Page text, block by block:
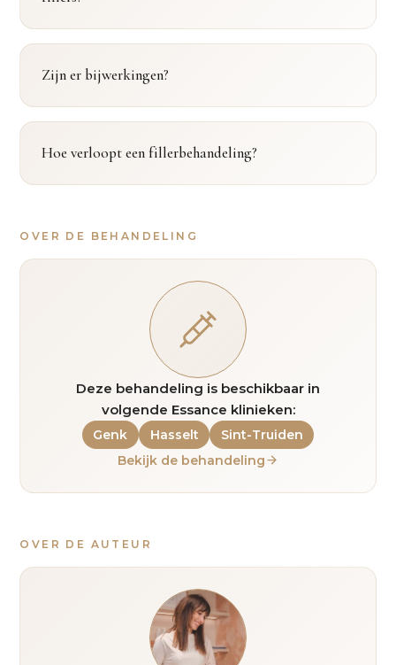
Zijn er bijwerkingen?
Hoe verloopt een fillerbehandeling?
OVER DE BEHANDELING
Deze behandeling is beschikbaar in
volgende Essance klinieken:
Genk Hasselt
Sint-Truiden
Bekijk de behandeling
OVER DE AUTEUR